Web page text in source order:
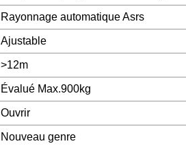
Rayonnage automatique Asrs
Ajustable
>12m
Évalué Max.900kg
Ouvrir
Nouveau genre